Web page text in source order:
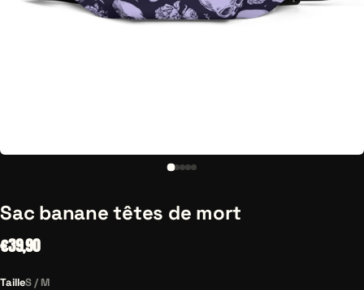
Sac banane têtes de mort
€39,90
TailleS / M